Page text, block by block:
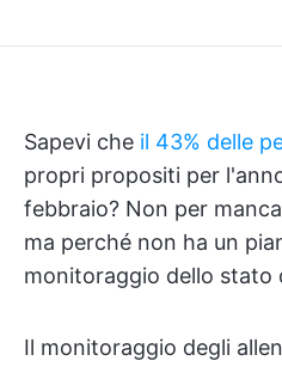
Sapevi che il 43% delle
propri propositi per
febbraio? Non per
ma perché non ha un
monitoraggio dello stato
Il monitoraggio degli